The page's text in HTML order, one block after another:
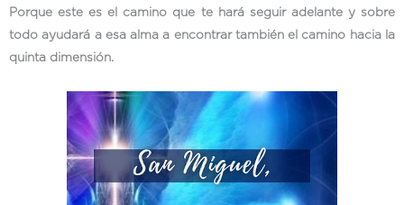
Porque este es el camino que te hará seguir adelante y sobre
todo ayudará a esa alma a encontrar también el camino hacia la
quinta dimensión.